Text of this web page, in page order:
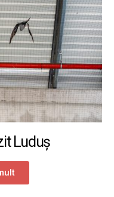
Luduș